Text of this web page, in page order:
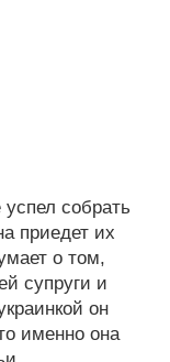
собрать
приедет их
о том,
супруги и
он
именно она